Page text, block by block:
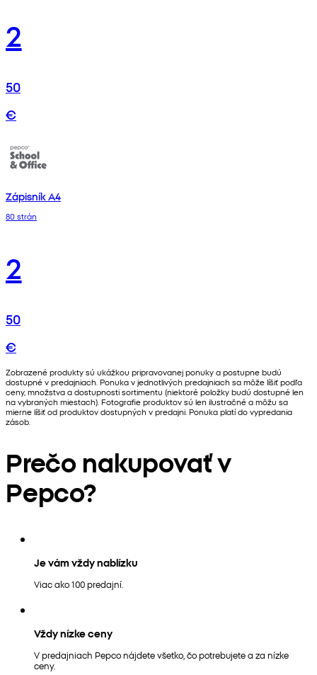
2
50
€
Zápisník A4
80 strán
2
50
€
Zobrazené produkty sú ukážkou pripravovanej ponuky a postupne budú
dostupné v predajniach. Ponuka v jednotlivých predajniach sa môže líšiť podľa
ceny, množstva a dostupnosti sortimentu (niektoré položky budú dostupné len
na vybraných miestach). Fotografie produktov sú len ilustračné a môžu sa
mierne líšiť od produktov dostupných v predajni. Ponuka platí do vypredania
zásob.
Prečo nakupovať v
Pepco?
Je vám vždy nablízku
Viac ako 100 predajní.
Vždy nízke ceny
V predajniach Pepco nájdete všetko, čo potrebujete a za nízke
ceny.